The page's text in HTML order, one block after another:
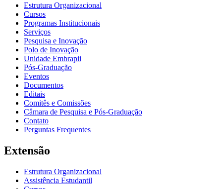
Estrutura Organizacional
Cursos
Programas Institucionais
Serviços
Pesquisa e Inovação
Polo de Inovação
Unidade Embrapii
Pós-Graduação
Eventos
Documentos
Editais
Comitês e Comissões
Câmara de Pesquisa e Pós-Graduação
Contato
Perguntas Frequentes
Extensão
Estrutura Organizacional
Assistência Estudantil